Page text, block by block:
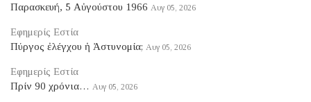
Παρασκευή, 5 Αὐγούστου 1966 Αυγ 05, 2026
Εφημερίς Εστία
Πύργος ἐλέγχου ἡ Ἀστυνομία; Αυγ 05, 2026
Εφημερίς Εστία
Πρίν 90 χρόνια… Αυγ 05, 2026